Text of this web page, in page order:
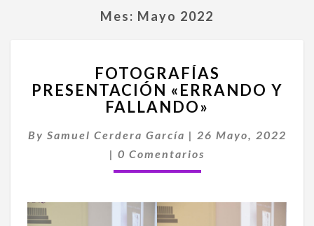
Mes: Mayo 2022
PRESENTACIÓN
«ERRANDO
Y
FOTOGRAFÍAS
PRESENTACIÓN «ERRANDO Y
FALLANDO»
By Samuel Cerdera García | 26 Mayo, 2022
| Comentarios
0 Comentarios